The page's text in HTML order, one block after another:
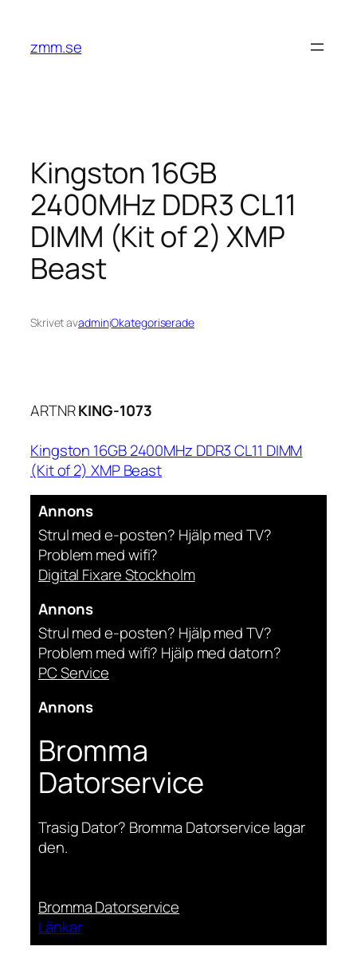
innehåll
zmm.se
Kingston 16GB
2400MHz DDR3 CL11
DIMM (Kit of 2) XMP
Beast
Skrivet avadminiOkategoriserade
ARTNRKING-1073
Kingston 16GB 2400MHz DDR3 CL11 DIMM
(Kit of 2) XMP Beast
Annons
Strul med e-posten? Hjälp med TV?
Problem med wifi?
Digital Fixare Stockholm
Annons
Strul med e-posten? Hjälp med TV?
Problem med wifi? Hjälp med datorn?
PC Service
Annons
Bromma
Datorservice
Trasig Dator? Bromma Datorservice lagar
den.
Bromma Datorservice
Länkar